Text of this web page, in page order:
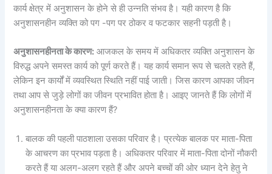
कार्य क्षेत्र में अनुशासन के होने से ही उन्नति संभव है। यही कारण है कि
अनुशासनहीन व्यक्ति को पग -पग पर ठोकर व फटकार सहनी पड़ती है।
अनुशासनहीनता के कारण: आजकल के समय में अधिकतर व्यक्ति अनुशासन के
विरुद्ध अपने समस्त कार्य को पूर्ण करते हैं। यह कार्य समान रूप से चलते रहते हैं,
लेकिन इन कार्यों में व्यवस्थित स्थिति नहीं पाई जाती। जिस कारण आपका जीवन
तथा आप से जुड़े लोगों का जीवन प्रभावित होता है। आइए जानते हैं कि लोगों में
अनुशासनहीनता के क्या कारण हैं?
बालक की पहली पाठशाला उसका परिवार है। प्रत्येक बालक पर माता-पिता
के आचरण का प्रभाव पड़ता है। अधिकतर परिवार में माता-पिता दोनों नौकरी
करते हैं या अलग-अलग रहते हैं और अपने बच्चों की ओर ध्यान देने हेतु ने